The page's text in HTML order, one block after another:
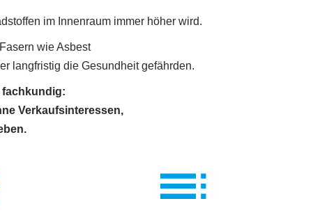
im Innenraum immer höher wird.
wie Asbest
langfristig die Gesundheit gefährden.
fachkundig:
Verkaufsinteressen,